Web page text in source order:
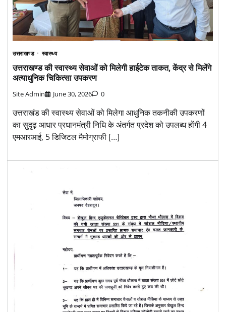
उत्तराखण्ड स्वास्थ्य
उत्तराखण्ड की स्वास्थ्य सेवाओं को मिलेगी हाईटेक ताकत, केंद्र से मिलेंगे
अत्याधुनिक चिकित्सा उपकरण
Site Admin June 30, 2026 0
उत्तराखंड की स्वास्थ्य सेवाओं को मिलेगा आधुनिक तकनीकी उपकरणों
का सुदृढ़ आधार प्रधानमंत्री निधि के अंतर्गत प्रदेश को उपलब्ध होंगी 4
एमआरआई, 5 डिजिटल मैमोग्राफी […]